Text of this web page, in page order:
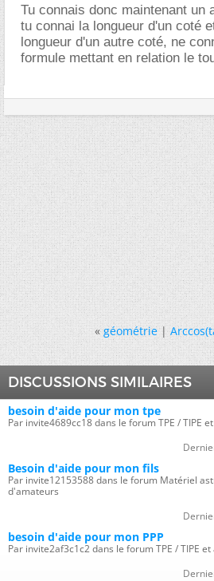
Tu connais donc maintenant un
tu connai la longueur d'un coté
longueur d'un autre coté, ne
formule mettant en relation le
« géométrie|
DISCUSSIONS SIMILAIRES
besoin d'aide pour mon tpe
Par invite4689cc18 dans le forum TPE / TIPE
Besoin d'aide pour mon fils
Par invite12153588 dans le forum Matériel
d'amateurs
besoin d'aide pour mon PPP
Par invite2af3c1c2 dans le forum TPE / TIPE